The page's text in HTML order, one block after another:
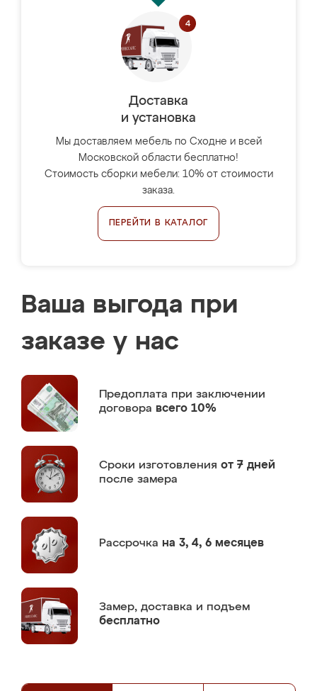
Доставка
и установка
Мы доставляем мебель по Сходне и всей
Московской области бесплатно!
Стоимость сборки мебели: 10% от стоимости
заказа.
ПЕРЕЙТИ В КАТАЛОГ
Ваша выгода при
заказе у нас
Предоплата при заключении
договора всего 10%
Сроки изготовления от 7 дней
после замера
Рассрочка на 3, 4, 6 месяцев
Замер, доставка и подъем
бесплатно